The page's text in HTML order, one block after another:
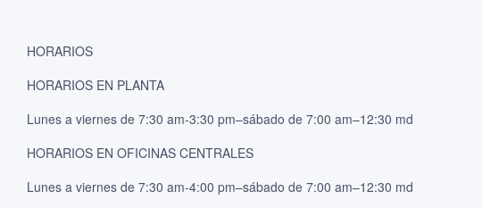
HORARIOS
HORARIOS EN PLANTA
Lunes a viernes de 7:30 am-3:30 pm–sábado de 7:00 am–12:30 md
HORARIOS EN OFICINAS CENTRALES
Lunes a viernes de 7:30 am-4:00 pm–sábado de 7:00 am–12:30 md